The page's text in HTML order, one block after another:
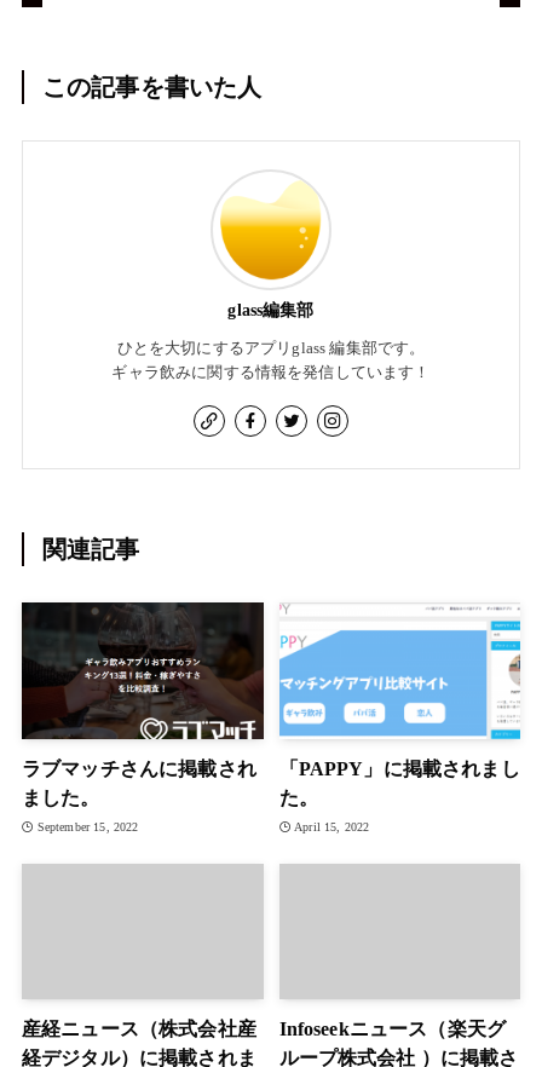
この記事を書いた人
glass編集部
ひとを大切にするアプリglass 編集部です。
ギャラ飲みに関する情報を発信しています！
関連記事
ラブマッチさんに掲載され
ました。
September 15, 2022
「PAPPY」に掲載されまし
た。
April 15, 2022
産経ニュース（株式会社産
経デジタル）に掲載されま
Infoseekニュース（楽天グ
ループ株式会社 ）に掲載さ